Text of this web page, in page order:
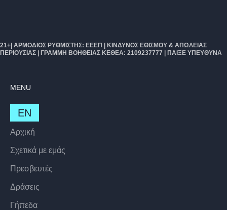
21+| ΑΡΜΌΔΙΟΣ ΡΥΘΜΙΣΤΉΣ: ΕΕΕΠ | ΚΊΝΔΥΝΟΣ ΕΘΙΣΜΟΎ & ΑΠΏΛΕΙΑΣ
ΠΕΡΙΟΥΣΊΑΣ | ΓΡΑΜΜΉ ΒΟΉΘΕΙΑΣ ΚΕΘΕΑ: 2109237777 | ΠΑΙΞΕ ΥΠΕΥΘΥΝΑ
MENU
EN
Αρχική
Σχετικά με εμάς
Πρεσβευτές
Δράσεις
Γήπεδα